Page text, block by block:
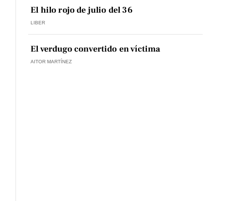
El hilo rojo de julio del 36
LIBER
El verdugo convertido en víctima
AITOR MARTÍNEZ